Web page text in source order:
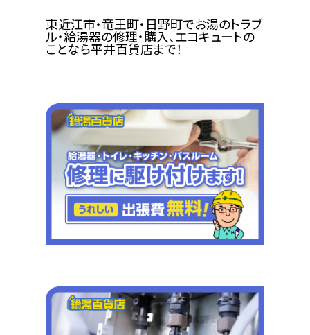
東近江市・竜王町・日野町でお湯のトラブ
ル・給湯器の修理・購入、エコキュートの
ことなら平井百貨店まで！